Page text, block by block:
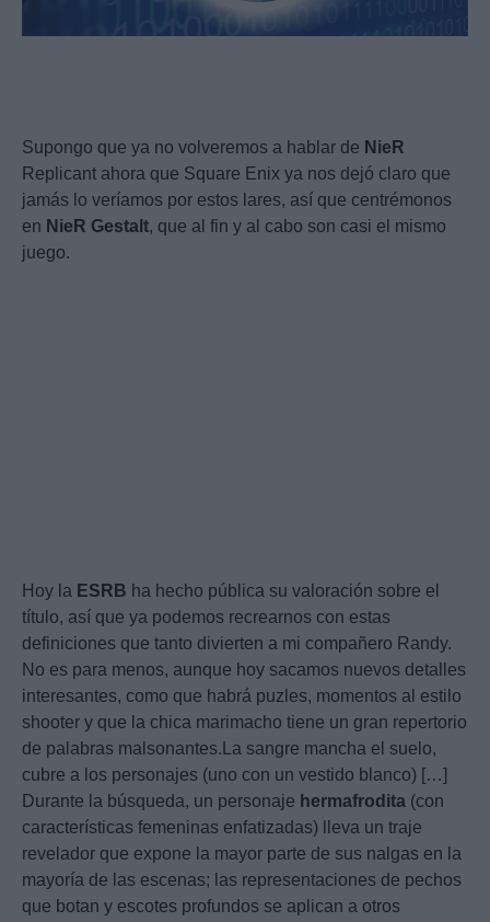
Supongo que ya no volveremos a hablar de NieR
Replicant ahora que Square Enix ya nos dejó claro que
jamás lo veríamos por estos lares, así que centrémonos
en NieR Gestalt, que al fin y al cabo son casi el mismo
juego.
Hoy la ESRB ha hecho pública su valoración sobre el
título, así que ya podemos recrearnos con estas
definiciones que tanto divierten a mi compañero Randy.
No es para menos, aunque hoy sacamos nuevos detalles
interesantes, como que habrá puzles, momentos al estilo
shooter y que la chica marimacho tiene un gran repertorio
de palabras malsonantes.La sangre mancha el suelo,
cubre a los personajes (uno con un vestido blanco) […]
Durante la búsqueda, un personaje hermafrodita (con
características femeninas enfatizadas) lleva un traje
revelador que expone la mayor parte de sus nalgas en la
mayoría de las escenas; las representaciones de pechos
que botan y escotes profundos se aplican a otros